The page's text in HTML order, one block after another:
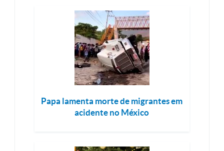
Papa lamenta morte de migrantes em
acidente no México